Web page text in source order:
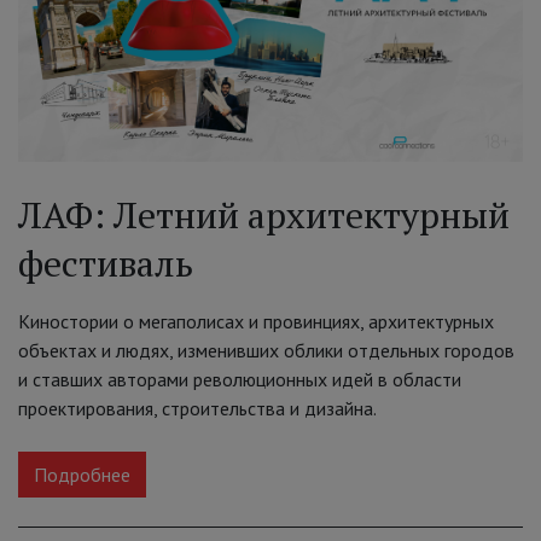
ЛАФ: Летний архитектурный
фестиваль
Киностории о мегаполисах и провинциях, архитектурных
объектах и людях, изменивших облики отдельных городов
и ставших авторами революционных идей в области
проектирования, строительства и дизайна.
Подробнее